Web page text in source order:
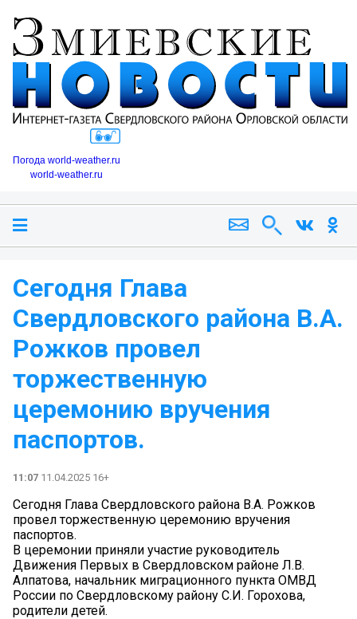
Погода world-weather.ru
world-weather.ru
Сегодня Глава
Свердловского района В.А.
Рожков провел
торжественную
церемонию вручения
паспортов.
11:07 11.04.2025 16+
Сегодня Глава Свердловского района В.А. Рожков
провел торжественную церемонию вручения
паспортов.
В церемонии приняли участие руководитель
Движения Первых в Свердловском районе Л.В.
Алпатова, начальник миграционного пункта ОМВД
России по Свердловскому району С.И. Горохова,
родители детей.